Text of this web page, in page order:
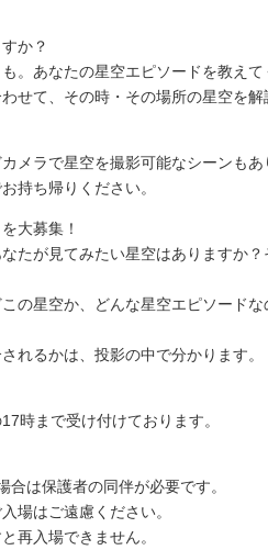
か？
。あなたの星空エピソードを教えて
せて、その時・その場所の星空を解
メラで星空を撮影可能なシーンもあ
持ち帰りください。
大募集！
たが見てみたい星空はありますか
の星空か、どんな星空エピソードな
れるかは、投影の中で分かります。
時まで受け付けております。
は保護者の同伴が必要です。
場はご遠慮ください。
再入場できません。